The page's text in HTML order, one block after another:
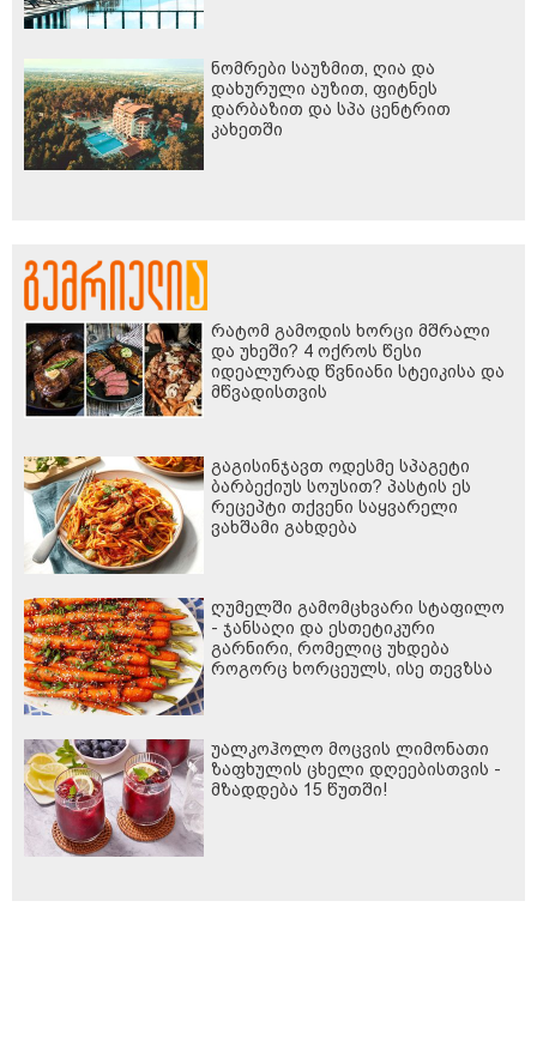
ნომრები საუზმით, ღია და
დახურული აუზით, ფიტნეს
დარბაზით და სპა ცენტრით
კახეთში
რატომ გამოდის ხორცი მშრალი
და უხეში? 4 ოქროს წესი
იდეალურად წვნიანი სტეიკისა და
მწვადისთვის
გაგისინჯავთ ოდესმე სპაგეტი
ბარბექიუს სოუსით? პასტის ეს
რეცეპტი თქვენი საყვარელი
ვახშამი გახდება
ღუმელში გამომცხვარი სტაფილო
- ჯანსაღი და ესთეტიკური
გარნირი, რომელიც უხდება
როგორც ხორცეულს, ისე თევზსა
უალკოჰოლო მოცვის ლიმონათი
ზაფხულის ცხელი დღეებისთვის -
მზადდება 15 წუთში!